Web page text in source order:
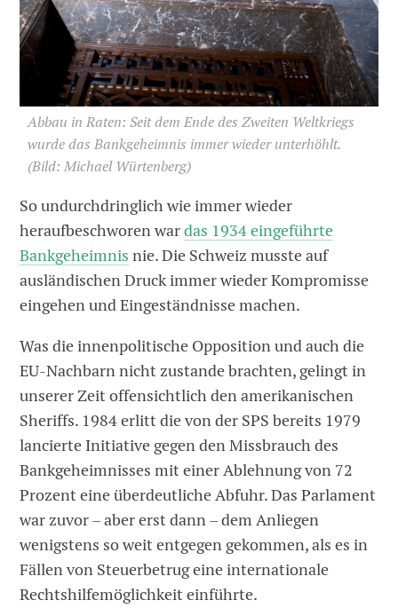
Abbau in Raten: Seit dem Ende des Zweiten Weltkriegs
wurde das Bankgeheimnis immer wieder unterhöhlt.
(Bild: Michael Würtenberg)
So undurchdringlich wie immer wieder
heraufbeschworen wardas 1934 eingeführte
Bankgeheimnis nie. Die Schweiz musste auf
ausländischen Druck immer wieder Kompromisse
eingehen und Eingeständnisse machen.
Was die innenpolitische Opposition und auch die
EU-Nachbarn nicht zustande brachten, gelingt in
unserer Zeit offensichtlich den amerikanischen
Sheriffs. 1984 erlitt die von der SPS bereits 1979
lancierte Initiative gegen den Missbrauch des
Bankgeheimnisses mit einer Ablehnung von 72
Prozent eine überdeutliche Abfuhr. Das Parlament
war zuvor – aber erst dann – dem Anliegen
wenigstens so weit entgegen gekommen, als es in
Fällen von Steuerbetrug eine internationale
Rechtshilfemöglichkeit einführte.